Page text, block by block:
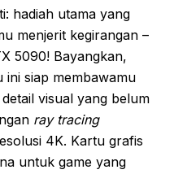
hadiah utama yang
menjerit kegirangan –
5090! Bayangkan,
siap membawamu
visual yang belum
ray tracing
4K. Kartu grafis
untuk game yang